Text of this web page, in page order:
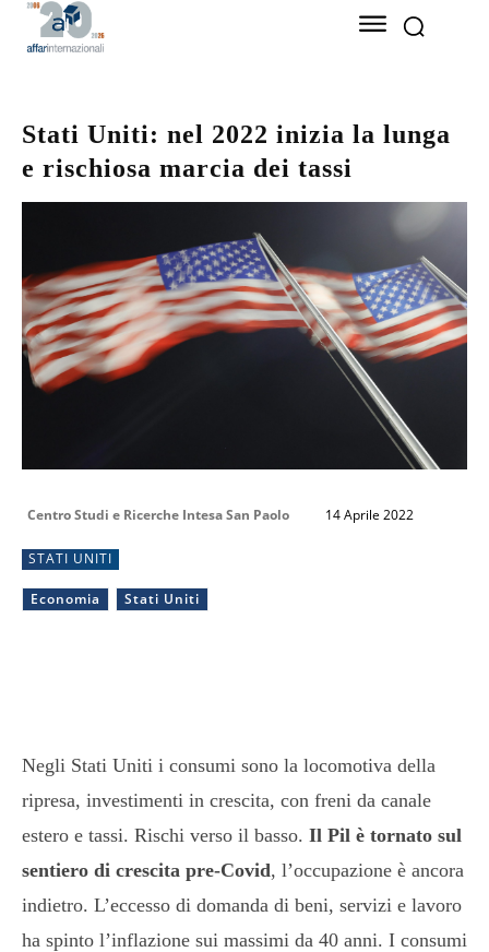
Stati Uniti: nel 2022 inizia la lunga
e rischiosa marcia dei tassi
Centro Studi e Ricerche Intesa San Paolo 14 Aprile 2022
STATI UNITI
Economia Stati Uniti
Negli Stati Uniti i consumi sono la locomotiva della
ripresa, investimenti in crescita, con freni da canale
estero e tassi. Rischi verso il basso. Il Pil è tornato sul
sentiero di crescita pre-Covid, l’occupazione è ancora
indietro. L’eccesso di domanda di beni, servizi e lavoro
ha spinto l’inflazione sui massimi da 40 anni. I consumi